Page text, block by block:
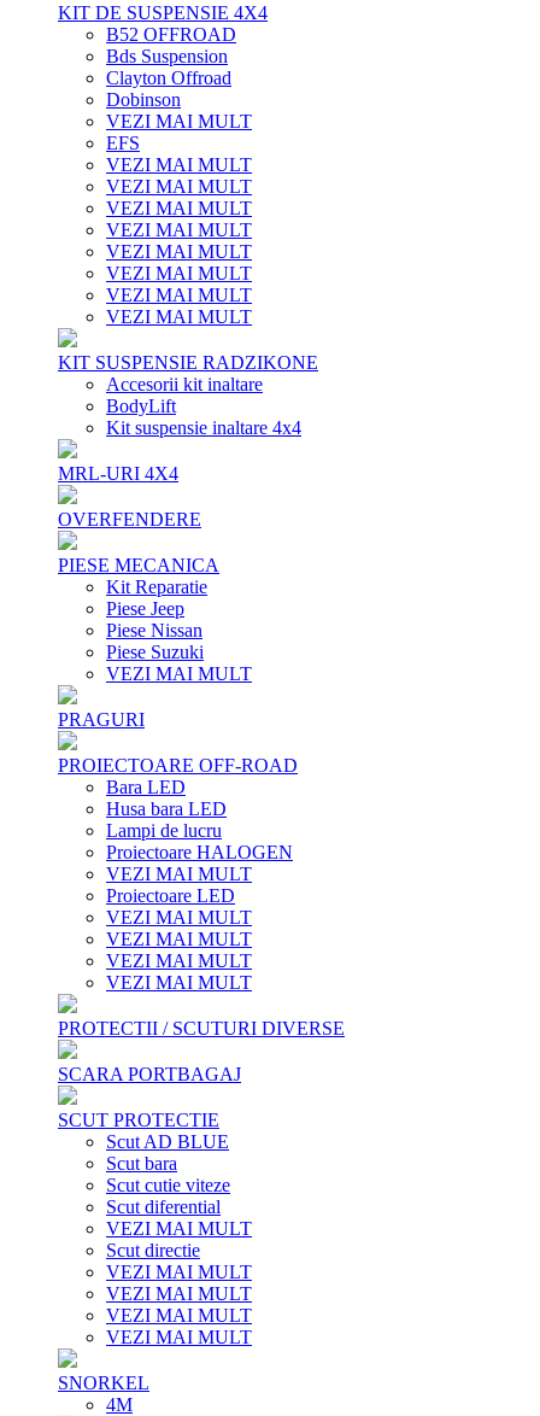
KIT DE SUSPENSIE 4X4
B52 OFFROAD
Bds Suspension
Clayton Offroad
Dobinson
VEZI MAI MULT
EFS
VEZI MAI MULT
VEZI MAI MULT
VEZI MAI MULT
VEZI MAI MULT
VEZI MAI MULT
VEZI MAI MULT
VEZI MAI MULT
VEZI MAI MULT
KIT SUSPENSIE RADZIKONE
Accesorii kit inaltare
BodyLift
Kit suspensie inaltare 4x4
MRL-URI 4X4
OVERFENDERE
PIESE MECANICA
Kit Reparatie
Piese Jeep
Piese Nissan
Piese Suzuki
VEZI MAI MULT
PRAGURI
PROIECTOARE OFF-ROAD
Bara LED
Husa bara LED
Lampi de lucru
Proiectoare HALOGEN
VEZI MAI MULT
Proiectoare LED
VEZI MAI MULT
VEZI MAI MULT
VEZI MAI MULT
VEZI MAI MULT
PROTECTII / SCUTURI DIVERSE
SCARA PORTBAGAJ
SCUT PROTECTIE
Scut AD BLUE
Scut bara
Scut cutie viteze
Scut diferential
VEZI MAI MULT
Scut directie
VEZI MAI MULT
VEZI MAI MULT
VEZI MAI MULT
VEZI MAI MULT
SNORKEL
4M